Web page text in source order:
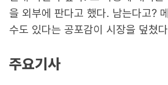
을 외부에 판다고 했다. 남는다고?
수도 있다는 공포감이 시장을 덮쳤
주요기사